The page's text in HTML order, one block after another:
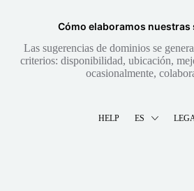
Cómo elaboramos nuestras
Las sugerencias de dominios se
criterios: disponibilidad, ubicación,
ocasionalmente,
HELP ES